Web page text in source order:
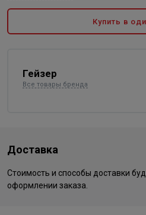
Купить в
Гейзер
Все товары бренда
Доставка
Стоимость и способы доставки
оформлении заказа.